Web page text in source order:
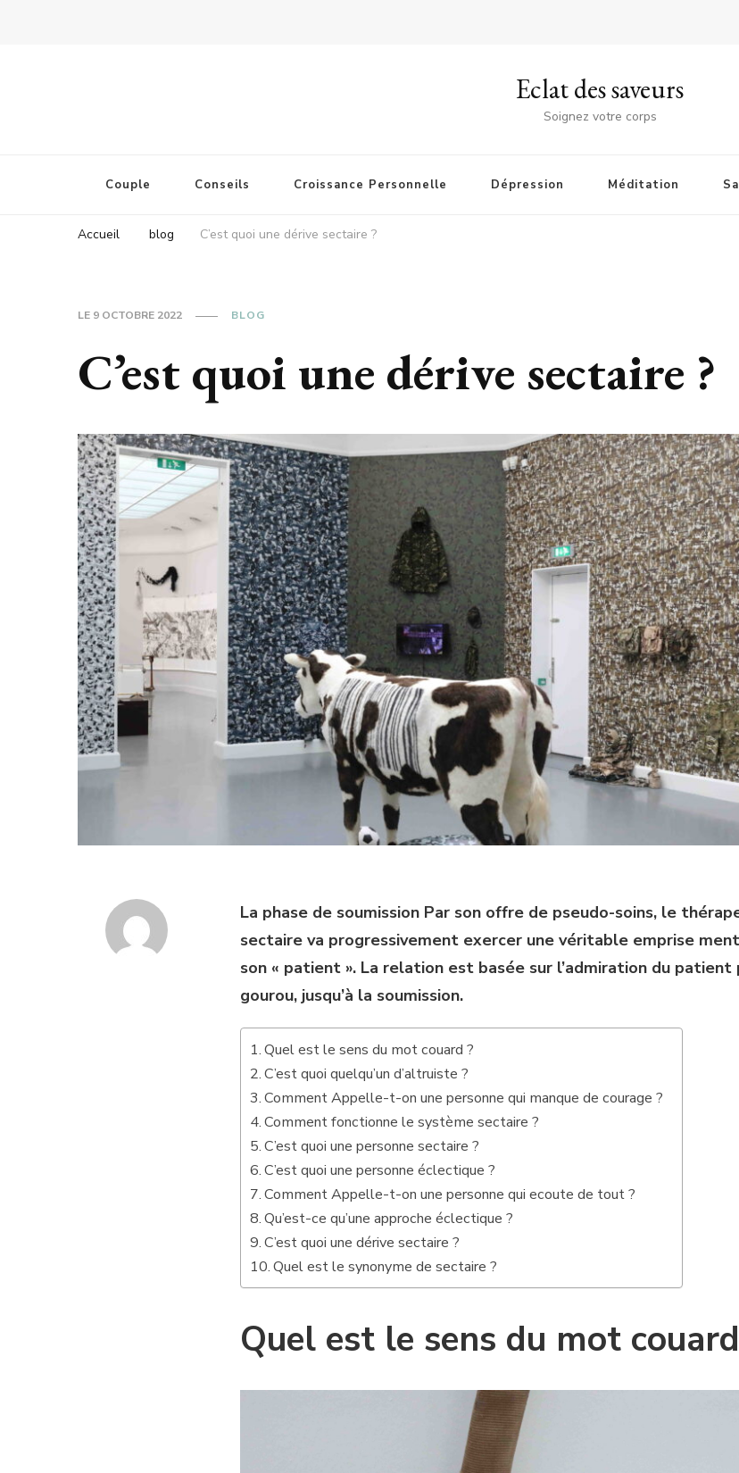
Eclat des saveurs
Soignez votre corps
Couple Conseils Croissance Personnelle Dépression Méditation
Accueil blog C’est quoi une dérive sectaire ?
LE 9 OCTOBRE 2022 BLOG
C’est quoi une dérive sectaire ?
La phase de soumission Par son offre de pseudo-soins, le
sectaire va progressivement exercer une véritable emprise
son « patient ». La relation est basée sur l’admiration du patient
gourou, jusqu’à la soumission.
Quel est le sens du mot couard ?
C’est quoi quelqu’un d’altruiste ?
Comment Appelle-t-on une personne qui manque de courage ?
Comment fonctionne le système sectaire ?
C’est quoi une personne sectaire ?
C’est quoi une personne éclectique ?
Comment Appelle-t-on une personne qui ecoute de tout ?
Qu’est-ce qu’une approche éclectique ?
C’est quoi une dérive sectaire ?
Quel est le synonyme de sectaire ?
Quel est le sens du mot